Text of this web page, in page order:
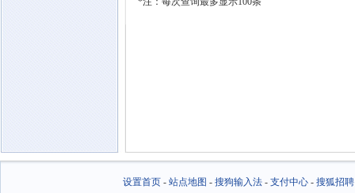
设置首页- 站点地图 - 搜狗输入法- 支付中心- 搜狐招聘